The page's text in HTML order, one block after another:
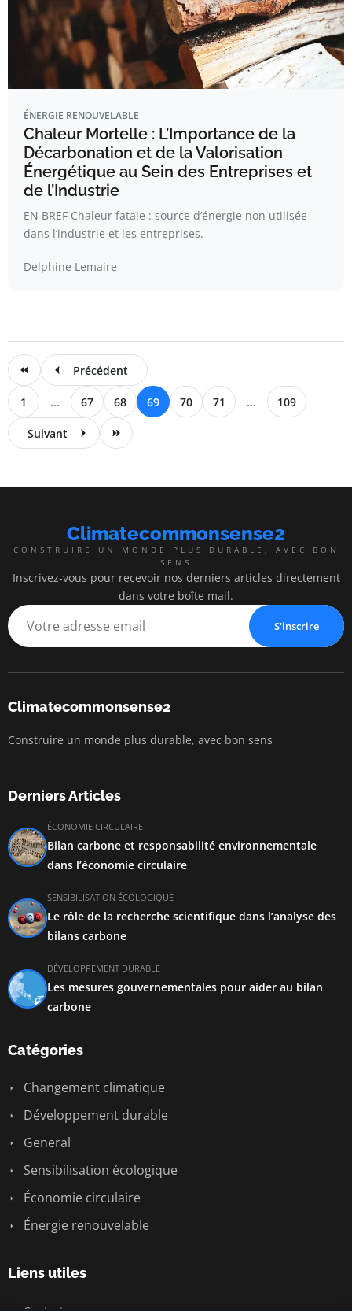
ÉNERGIE RENOUVELABLE
Chaleur Mortelle : L’Importance de la
Décarbonation et de la Valorisation
Énergétique au Sein des Entreprises et
de l’Industrie
EN BREF Chaleur fatale : source d’énergie non utilisée
dans l’industrie et les entreprises.
Delphine Lemaire
Précédent
1 ... 67 68 69 70 71 ... 109
Suivant
Climatecommonsense2
CONSTRUIRE UN MONDE PLUS DURABLE, AVEC BON
SENS
Inscrivez-vous pour recevoir nos derniers articles directement
dans votre boîte mail.
S'inscrire
Climatecommonsense2
Construire un monde plus durable, avec bon sens
Derniers Articles
ÉCONOMIE CIRCULAIRE
Bilan carbone et responsabilité environnementale
dans l’économie circulaire
SENSIBILISATION ÉCOLOGIQUE
Le rôle de la recherche scientifique dans l’analyse des
bilans carbone
DÉVELOPPEMENT DURABLE
Les mesures gouvernementales pour aider au bilan
carbone
Catégories
Changement climatique
Développement durable
General
Sensibilisation écologique
Économie circulaire
Énergie renouvelable
Liens utiles